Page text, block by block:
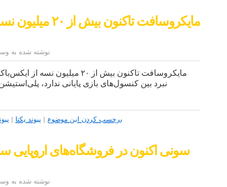
مایکروسافت
نوشته شده به وسیله ی
مایکروسافت تاکنون بیش از ۲۰
برچسب کردن این موضوع | پیوند یکتا |
نوشته شده به وسیله ی